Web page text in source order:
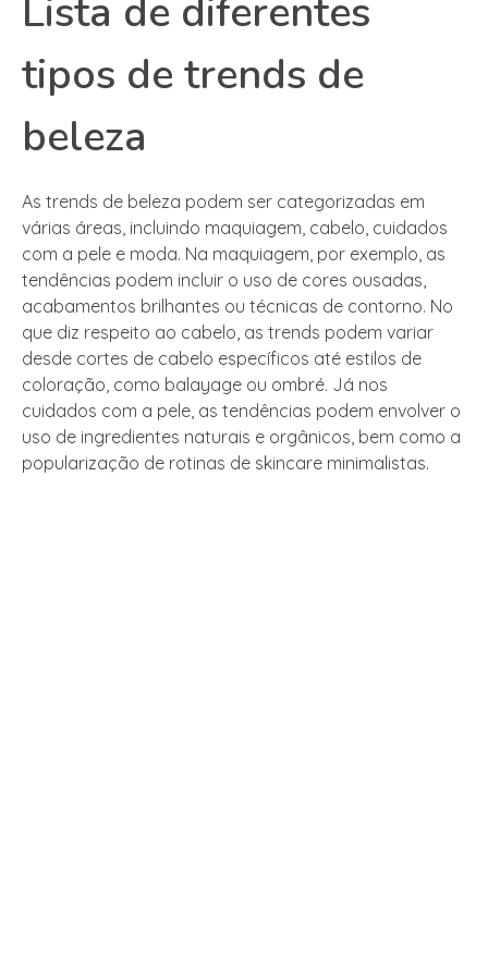
Lista de diferentes
tipos de trends de
beleza
As trends de beleza podem ser categorizadas em
várias áreas, incluindo maquiagem, cabelo, cuidados
com a pele e moda. Na maquiagem, por exemplo, as
tendências podem incluir o uso de cores ousadas,
acabamentos brilhantes ou técnicas de contorno. No
que diz respeito ao cabelo, as trends podem variar
desde cortes de cabelo específicos até estilos de
coloração, como balayage ou ombré. Já nos
cuidados com a pele, as tendências podem envolver o
uso de ingredientes naturais e orgânicos, bem como a
popularização de rotinas de skincare minimalistas.